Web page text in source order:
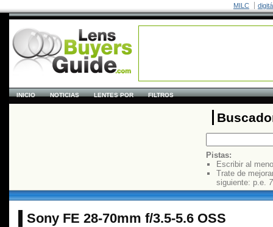
MILC
INICIO NOTICIAS LENTES POR FILTROS
Pistas:
Escribir al
Trate de
siguiente: p.e.
Sony FE 28-70mm f/3.5-5.6 OSS